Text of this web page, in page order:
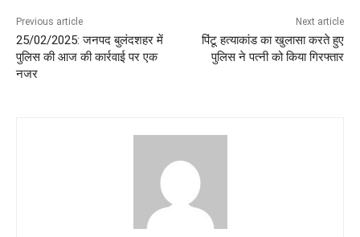
Previous article
25/02/2025: जनपद बुलंदशहर में
पुलिस की आज की कार्रवाई पर एक
नजर
Next article
पिंटू हत्याकांड का खुलासा करते हुए
पुलिस ने पत्नी को किया गिरफ्तार